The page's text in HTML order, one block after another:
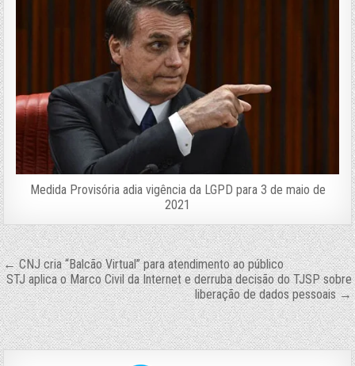
Medida Provisória adia vigência da LGPD para 3 de maio de
2021
Navegação
de
Post
← CNJ cria “Balcão Virtual” para atendimento ao público
STJ aplica o Marco Civil da Internet e derruba decisão do TJSP sobre
liberação de dados pessoais →